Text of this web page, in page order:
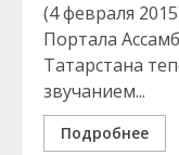
(4 февраля
Портала
Татарстана
звучанием...
Подробнее